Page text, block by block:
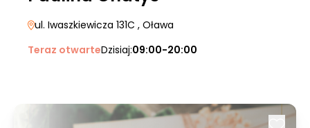
ul. Iwaszkiewicza 131C , Oława
Teraz otwarteDzisiaj:09:00-20:00